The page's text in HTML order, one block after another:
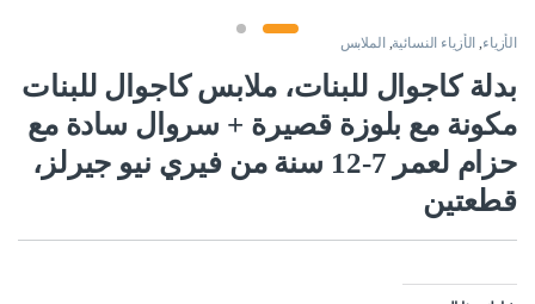
الأزياء, الأزياء النسائية, الملابس
بدلة كاجوال للبنات، ملابس كاجوال للبنات
مكونة مع بلوزة قصيرة + سروال سادة مع
حزام لعمر 7-12 سنة من فيري نيو جيرلز،
قطعتين